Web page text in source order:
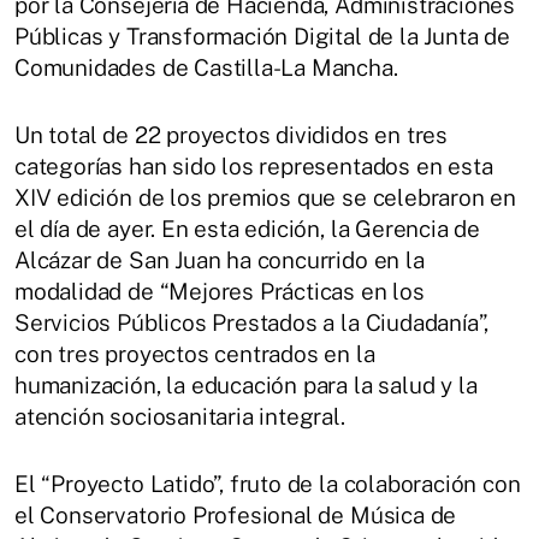
Públicas y Transformación Digital de la Junta de
Comunidades de Castilla-La Mancha.
Un total de 22 proyectos divididos en tres
categorías han sido los representados en esta
XIV edición de los premios que se celebraron en
el día de ayer. En esta edición, la Gerencia de
Alcázar de San Juan ha concurrido en la
modalidad de “Mejores Prácticas en los
Servicios Públicos Prestados a la Ciudadanía”,
con tres proyectos centrados en la
humanización, la educación para la salud y la
atención sociosanitaria integral.
El “Proyecto Latido”, fruto de la colaboración con
el Conservatorio Profesional de Música de